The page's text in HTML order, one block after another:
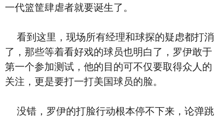
一代篮筐肆虐者就要诞生了。
看到这里，现场所有经理和球探的疑虑都打消
了，那些等着看好戏的球员也明白了，罗伊敢于
第一个参加测试，他的目的可不仅要取得众人的
关注，更是要打一打美国球员的脸。
没错，罗伊的打脸行动根本停不下来，论弹跳